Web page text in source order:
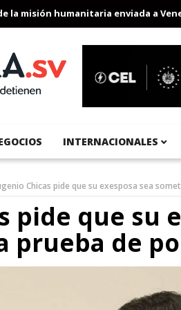
humanitaria enviada a
INTERNACIONALES
Chicas pide que su exesposa sea
pide que su
prueba de